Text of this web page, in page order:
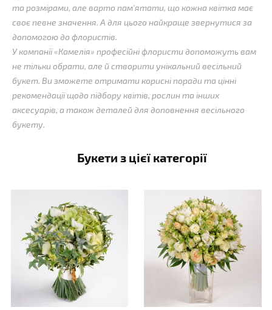
та розмірами, але варто пам'ятати, що кожна квітка має
своє певне значення. А для цього найкраще звернутися за
допомогою до флористів.
У компанії «Камелія» професійні флористи допоможуть вам
не тільки обрати, але й створити унікальний весільний
букет. Ви зможете отримати корисні поради та цінні
рекомендації щодо підбору квітів, рослин та інших
аксесуарів, а також деталей для доповнення весільного
букету.
Букети з цієї категорії